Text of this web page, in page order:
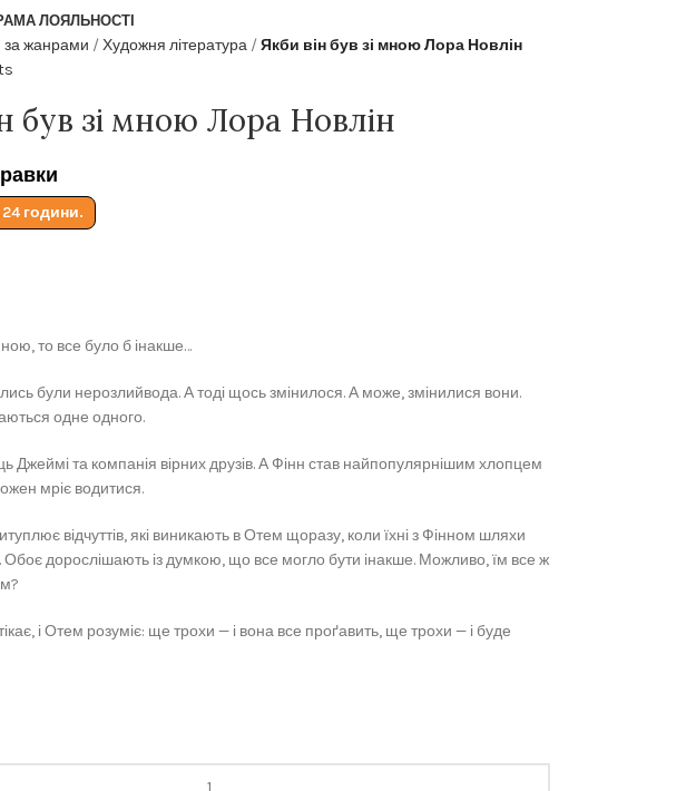
ЛОЯЛЬНОСТІ
за жанрами Художня література
Якби він був зі мною Лора Новлін
був зі мною Лора Новлін
години.
то все було б інакше…
були нерозлийвода. А тоді щось змінилося. А може, змінилися вони.
одне одного.
Джеймі та компанія вірних друзів. А Фінн став найпопулярнішим хлопцем
мріє водитися.
відчуттів, які виникають в Отем щоразу, коли їхні з Фінном шляхи
дорослішають із думкою, що все могло бути інакше. Можливо, їм все ж
і Отем розуміє: ще трохи — і вона все проґавить, ще трохи — і буде